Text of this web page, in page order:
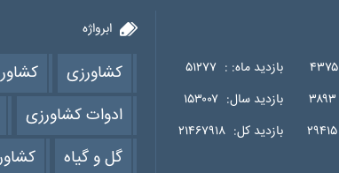
ابرواژه
کشاورزی
ادوات کشاورزی
گل و گیاه
۴۳۷۵ بازدید ماه: : ۵۱۲۷۷
۳۸۹۳ بازدید سال: ۱۵۳۰۰۷
۲۹۴۱۵ بازدید کل: ۲۱۴۶۷۹۱۸